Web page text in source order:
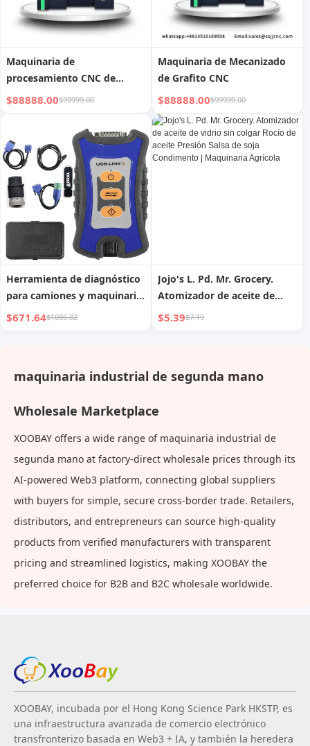
Maquinaria de
procesamiento CNC de
grafito, herramientas de
$88888.00$99999.00
Maquinaria de Mecanizado
de Grafito CNC
$88888.00$99999.00
Herramienta de diagnóstico
para camiones y maquinaria
pesada con chip completo y
$671.64$1085.82
Jojo's L. Pd. Mr. Grocery.
Atomizador de aceite de
vidrio sin colgar Rocío de
$5.39$7.19
maquinaria industrial de segunda mano
Wholesale Marketplace
XOOBAY offers a wide range of maquinaria industrial de
segunda mano at factory-direct wholesale prices through its
AI-powered Web3 platform, connecting global suppliers
with buyers for simple, secure cross-border trade. Retailers,
distributors, and entrepreneurs can source high-quality
products from verified manufacturers with transparent
pricing and streamlined logistics, making XOOBAY the
preferred choice for B2B and B2C wholesale worldwide.
XOOBAY, incubada por el Hong Kong Science Park HKSTP, es
una infraestructura avanzada de comercio electrónico
transfronterizo basada en Web3 + IA, y también la heredera